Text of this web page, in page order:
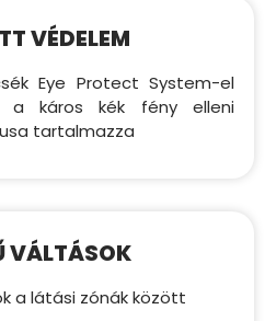
VÉDELEM
Eye Protect System-el
a káros kék fény elleni
tartalmazza
VÁLTÁSOK
a látási zónák között